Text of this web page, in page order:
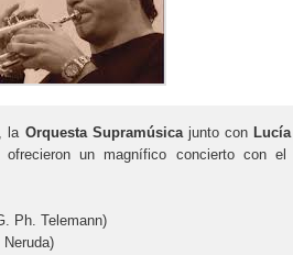
la Orquesta Supramúsica junto con Lucía
ofrecieron un magnífico concierto con el
Ph. Telemann)
Neruda)